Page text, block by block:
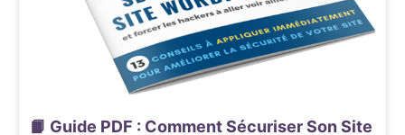
📙 Guide PDF : Comment Sécuriser Son Site